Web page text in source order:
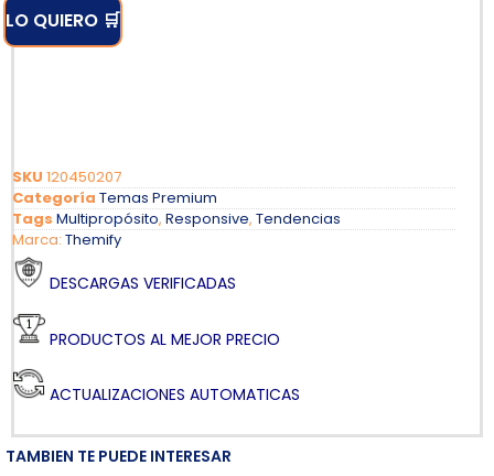
LO QUIERO 🛒
SKU 120450207
Categoría Temas Premium
Tags Multipropósito, Responsive, Tendencias
Marca: Themify
DESCARGAS VERIFICADAS
PRODUCTOS AL MEJOR PRECIO
ACTUALIZACIONES AUTOMATICAS
TAMBIEN TE PUEDE INTERESAR